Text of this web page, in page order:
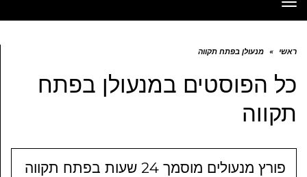
ראשי » מנעולן בפתח תקווה
כל הפוסטים במנעולן בפתח
תקווה
פורץ מנעולים מוסמך 24 שעות בפתח תקווה